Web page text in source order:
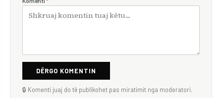
DËRGO KOMENTIN
🔒 Komenti juaj do të publikohet pas miratimit nga moderatori.